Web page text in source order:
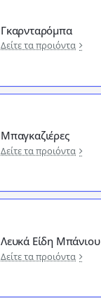
Γκαρνταρόμπα
Δείτε τα προιόντα
Μπαγκαζιέρες
Δείτε τα προιόντα
Λευκά Είδη Μπάνιου
Δείτε τα προιόντα